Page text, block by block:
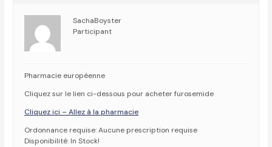
SachaBoyster
Participant
Pharmacie européenne
Cliquez sur le lien ci-dessous pour acheter furosemide
Cliquez ici – Allez à la pharmacie
Ordonnance requise: Aucune prescription requise
Disponibilité: In Stock!